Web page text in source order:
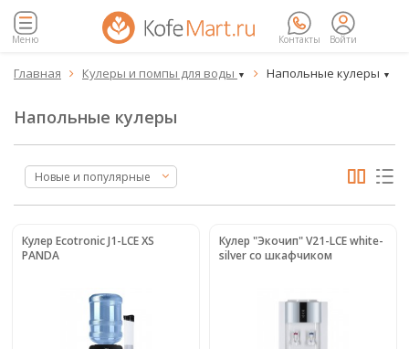
Меню Контакты Войти
Главная  Кулеры и помпы для воды ▼  Напольные кулеры ▼
Напольные кулеры
Новые и популярные
Кулер Ecotronic J1-LCE XS
PANDA
Кулер "Экочип" V21-LCE white-
silver со шкафчиком